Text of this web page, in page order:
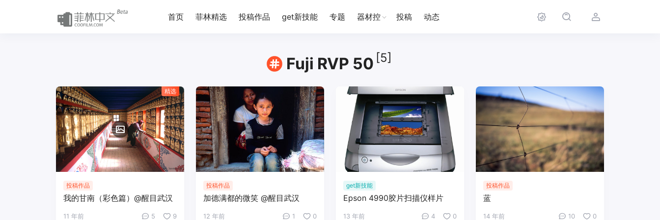
首页 菲林精选 投稿作品 get新技能 专题 器材控 投稿 动态
Fuji RVP 50 [5]
精选
投稿作品
我的甘南（彩色篇）@醒目武汉
11 年前 5 9
投稿作品
加德满都的微笑 @醒目武汉
12 年前 1 0
get新技能
Epson 4990胶片扫描仪样片
13 年前 4 0
投稿作品
蓝
14 年前 10 0